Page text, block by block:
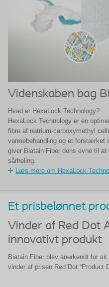
Videnskaben bag
Hvad er HexaLock Technology?
HexaLock Technology er en
fibre af natrium-carboxymethyl
varmebehandling og et forstærket
giver Biatain Fiber dens evne til
sårheling.
Læs mere om HexaLock
Et prisbelønnet
Vinder af Red Dot
innovativt produkt
Biatain Fiber blev anerkendt for
vinder af prisen Red Dot “Product